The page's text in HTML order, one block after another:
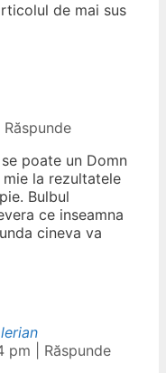
de mai sus
Răspunde
poate un Domn
la rezultatele
Bulbul
ce inseamna
cineva va
pm
Răspunde